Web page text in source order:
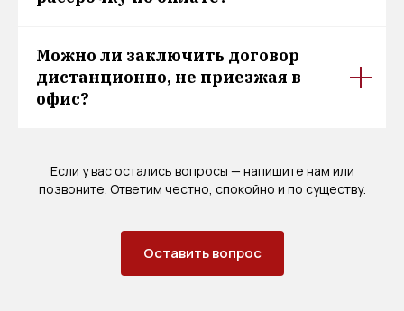
Можно ли заключить договор
дистанционно, не приезжая в
офис?
Если у вас остались вопросы — напишите нам или
позвоните. Ответим честно, спокойно и по существу.
Оставить вопрос